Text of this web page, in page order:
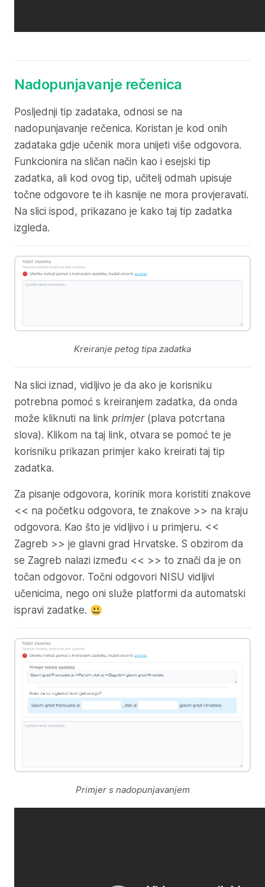
Nadopunjavanje rečenica
Posljednji tip zadataka, odnosi se na
nadopunjavanje rečenica. Koristan je kod onih
zadataka gdje učenik mora unijeti više odgovora.
Funkcionira na sličan način kao i esejski tip
zadatka, ali kod ovog tip, učitelj odmah upisuje
točne odgovore te ih kasnije ne mora provjeravati.
Na slici ispod, prikazano je kako taj tip zadatka
izgleda.
Kreiranje petog tipa zadatka
Na slici iznad, vidljivo je da ako je korisniku
potrebna pomoć s kreiranjem zadatka, da onda
može kliknuti na link primjer(plava potcrtana
slova). Klikom na taj link, otvara se pomoć te je
korisniku prikazan primjer kako kreirati taj tip
zadatka.
Za pisanje odgovora, korinik mora koristiti znakove
<< na početku odgovora, te znakove >> na kraju
odgovora. Kao što je vidljivo i u primjeru. <<
Zagreb >> je glavni grad Hrvatske. S obzirom da
se Zagreb nalazi između << >> to znači da je on
točan odgovor. Točni odgovori NISU vidljivi
učenicima, nego oni služe platformi da automatski
ispravi zadatke. 😃
Primjer s nadopunjavanjem